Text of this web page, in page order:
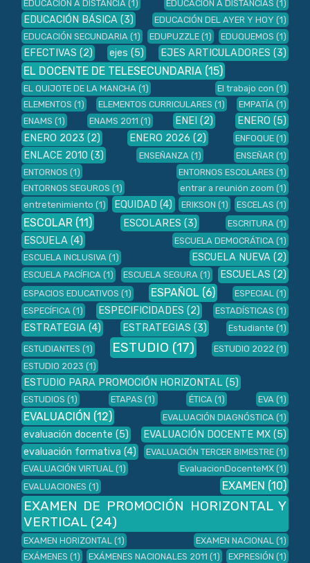
EDUCACIÓN A DISTANCIA (1) EDUCACIÓN A DISTANCIAS (1)
EDUCACIÓN BÁSICA (3) EDUCACIÓN DEL AYER Y HOY (1)
EDUCACIÓN SECUNDARIA (1) EDUPUZZLE (1) EDUQUEMOS (1)
EFECTIVAS (2) ejes (5) EJES ARTICULADORES (3)
EL DOCENTE DE TELESECUNDARIA (15)
EL QUIJOTE DE LA MANCHA (1) El trabajo con (1)
ELEMENTOS (1) ELEMENTOS CURRICULARES (1) EMPATÍA (1)
ENAMS (1) ENAMS 2011 (1) ENEI (2) ENERO (5)
ENERO 2023 (2) ENERO 2026 (2) ENFOQUE (1)
ENLACE 2010 (3) ENSEÑANZA (1) ENSEÑAR (1)
ENTORNOS (1) ENTORNOS ESCOLARES (1)
ENTORNOS SEGUROS (1) entrar a reunión zoom (1)
entretenimiento (1) EQUIDAD (4) ERIKSON (1) ESCELAS (1)
ESCOLAR (11) ESCOLARES (3) ESCRITURA (1)
ESCUELA (4) ESCUELA DEMOCRÁTICA (1)
ESCUELA INCLUSIVA (1) ESCUELA NUEVA (2)
ESCUELA PACÍFICA (1) ESCUELA SEGURA (1) ESCUELAS (2)
ESPACIOS EDUCATIVOS (1) ESPAÑOL (6) ESPECIAL (1)
ESPECÍFICA (1) ESPECIFICIDADES (2) ESTADÍSTICAS (1)
ESTRATEGIA (4) ESTRATEGIAS (3) Estudiante (1)
ESTUDIANTES (1) ESTUDIO (17) ESTUDIO 2022 (1)
ESTUDIO 2023 (1)
ESTUDIO PARA PROMOCIÓN HORIZONTAL (5)
ESTUDIOS (1) ETAPAS (1) ÉTICA (1) EVA (1)
EVALUACIÓN (12) EVALUACIÓN DIAGNÓSTICA (1)
evaluación docente (5) EVALUACIÓN DOCENTE MX (5)
evaluación formativa (4) EVALUACIÓN TERCER BIMESTRE (1)
EVALUACIÓN VIRTUAL (1) EvaluacionDocenteMX (1)
EVALUACIONES (1) EXAMEN (10)
EXAMEN DE PROMOCIÓN HORIZONTAL Y
VERTICAL (24)
EXAMEN HORIZONTAL (1) EXAMEN NACIONAL (1)
EXÁMENES (1) EXÁMENES NACIONALES 2011 (1) EXPRESIÓN (1)